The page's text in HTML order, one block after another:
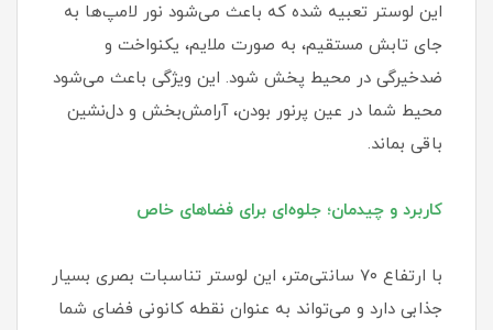
این لوستر تعبیه شده که باعث می‌شود نور لامپ‌ها به
جای تابش مستقیم، به صورت ملایم، یکنواخت و
ضد‌خیرگی در محیط پخش شود. این ویژگی باعث می‌شود
محیط شما در عین پرنور بودن، آرامش‌بخش و دل‌نشین
باقی بماند.
کاربرد و چیدمان؛ جلوه‌ای برای فضاهای خاص
با ارتفاع ۷۰ سانتی‌متر، این لوستر تناسبات بصری بسیار
جذابی دارد و می‌تواند به عنوان نقطه کانونی فضای شما